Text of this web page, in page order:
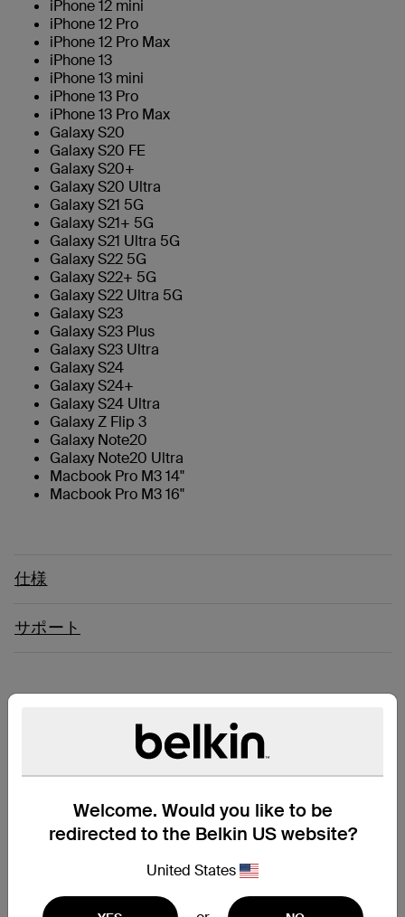
Welcome. Would you like to be
redirected to the Belkin US website?
United States
iPhone 12 mini
iPhone 12 Pro
iPhone 12 Pro Max
iPhone 13
iPhone 13 mini
iPhone 13 Pro
iPhone 13 Pro Max
Galaxy S20
Galaxy S20 FE
Galaxy S20+
Galaxy S20 Ultra
Galaxy S21 5G
Galaxy S21+ 5G
Galaxy S21 Ultra 5G
Galaxy S22 5G
Galaxy S22+ 5G
Galaxy S22 Ultra 5G
Galaxy S23
Galaxy S23 Plus
Galaxy S23 Ultra
Galaxy S24
Galaxy S24+
Galaxy S24 Ultra
Galaxy Z Flip 3
Galaxy Note20
Galaxy Note20 Ultra
Macbook Pro M3 14"
Macbook Pro M3 16"
仕様
サポート
この高品質なイヤフォンは優れた音質を保証するだけでなく、
りません。SOUNDFORM Rise完全ワイヤレスイヤフォンは、
イヤフォンのみで7時間、ワイヤレス充電ケースで充電するとさ
きるように設計されています。IPX5等級の耐水性能で雨や日光
により、音量の調整、トラックのスキップ、電話の発信をすべ